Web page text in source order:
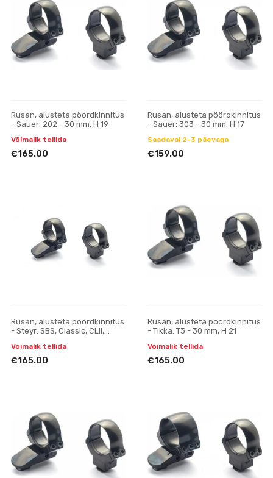
Rusan, alusteta pöördkinnitus
- Sauer: 202 - 30 mm, H 19
Võimalik tellida
€165.00
Rusan, alusteta pöördkinnitus
- Sauer: 303 - 30 mm, H 17
Saadaval 2-3 päevaga
€159.00
Rusan, alusteta pöördkinnitus
- Steyr: SBS, Classic, CLII,
Võimalik tellida
€165.00
Rusan, alusteta pöördkinnitus
- Tikka: T3 - 30 mm, H 21
Võimalik tellida
€165.00